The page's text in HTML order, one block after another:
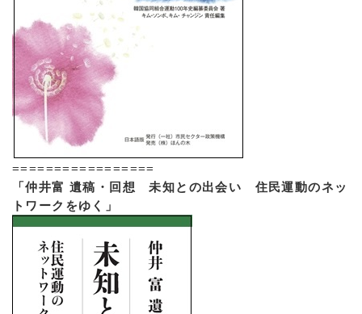
=================
「仲井富 遺稿・回想 未知との出会い 住民運動のネッ
トワークをゆく」